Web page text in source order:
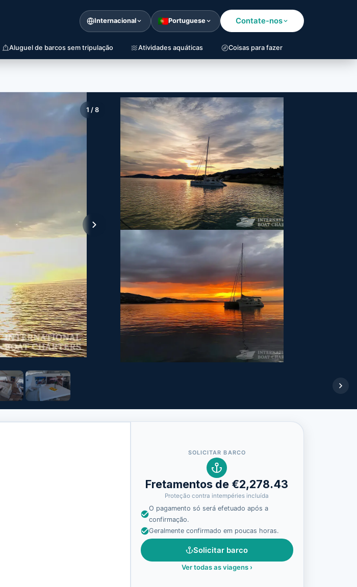
Internacional Portuguese Contate-nos
Aluguel de barcos sem tripulação Atividades aquáticas Coisas para fazer
1 /8
SOLICITAR BARCO
Fretamentos de €2,278.43
Proteção contra intempéries incluída
O pagamento só será efetuado após a
confirmação.
Geralmente confirmado em poucas horas.
Solicitar barco
Ver todas as viagens›